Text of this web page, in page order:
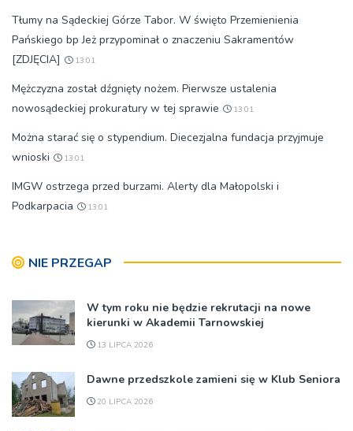
Tłumy na Sądeckiej Górze Tabor. W święto Przemienienia
Pańskiego bp Jeż przypominał o znaczeniu Sakramentów
[ZDJĘCIA]
13:01
Mężczyzna został dźgnięty nożem. Pierwsze ustalenia
nowosądeckiej prokuratury w tej sprawie
13:01
Można starać się o stypendium. Diecezjalna fundacja przyjmuje
wnioski
13:01
IMGW ostrzega przed burzami. Alerty dla Małopolski i
Podkarpacia
13:01
NIE PRZEGAP
W tym roku nie będzie rekrutacji na nowe
kierunki w Akademii Tarnowskiej
13 LIPCA 2026
Dawne przedszkole zamieni się w Klub Seniora
20 LIPCA 2026